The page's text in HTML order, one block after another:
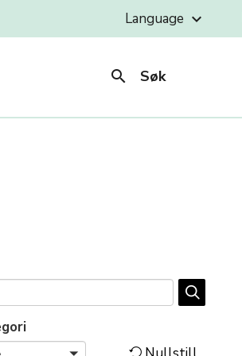
Language keyboard_arrow_down
search Søk